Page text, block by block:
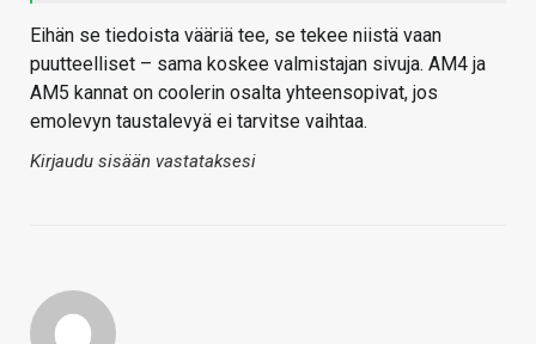
Eihän se tiedoista vääriä tee, se tekee niistä vaan
puutteelliset – sama koskee valmistajan sivuja. AM4 ja
AM5 kannat on coolerin osalta yhteensopivat, jos
emolevyn taustalevyä ei tarvitse vaihtaa.
Kirjaudu sisään vastataksesi